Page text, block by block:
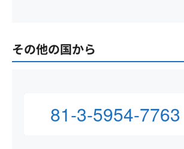
その他の国から
81-3-5954-7763